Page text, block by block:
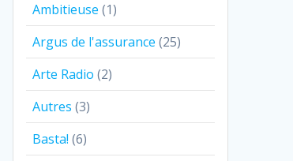
Ambitieuse (1)
Argus de l'assurance (25)
Arte Radio (2)
Autres (3)
Basta! (6)